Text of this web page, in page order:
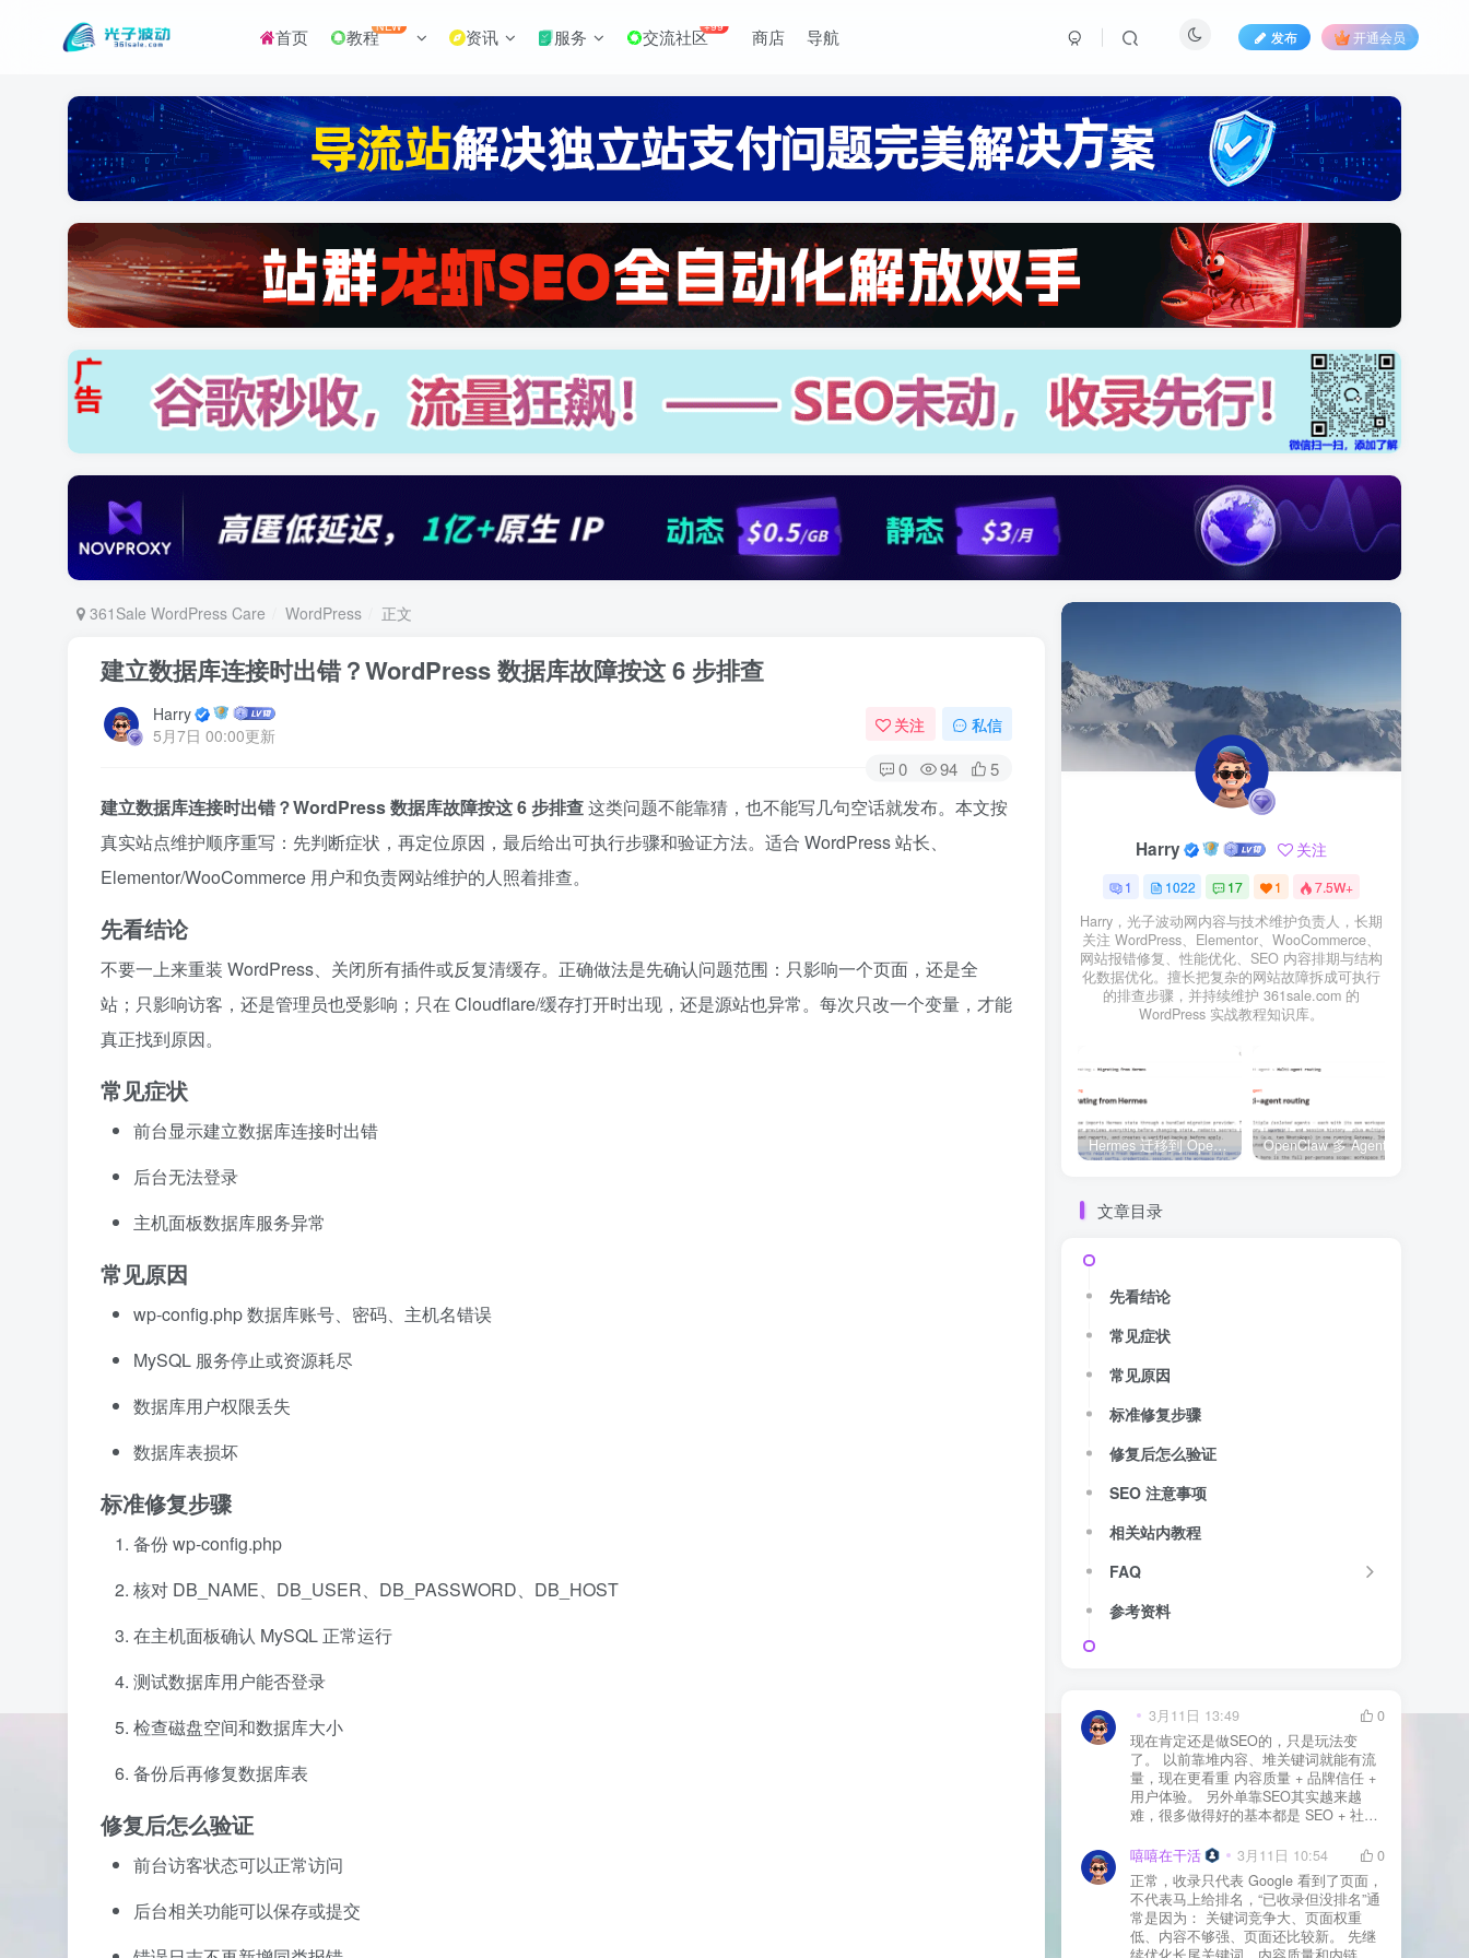
首页 教程NEW 资讯 服务 交流社区+99 商店 导航 发布 开通会员
361Sale WordPress Care WordPress 正文
建立数据库连接时出错？WordPress 数据库故障按这 6 步排查
Harry
5月7日 00:00更新
关注 私信
0 94 5
建立数据库连接时出错？WordPress 数据库故障按这 6 步排查这类问题不能靠猜，也不能写几句空话就发布。本文按
真实站点维护顺序重写：先判断症状，再定位原因，最后给出可执行步骤和验证方法。适合 WordPress 站长、
Elementor/WooCommerce 用户和负责网站维护的人照着排查。
先看结论
不要一上来重装 WordPress、关闭所有插件或反复清缓存。正确做法是先确认问题范围：只影响一个页面，还是全
站；只影响访客，还是管理员也受影响；只在 Cloudflare/缓存打开时出现，还是源站也异常。每次只改一个变量，才能
真正找到原因。
常见症状
前台显示建立数据库连接时出错
后台无法登录
主机面板数据库服务异常
常见原因
wp-config.php 数据库账号、密码、主机名错误
MySQL 服务停止或资源耗尽
数据库用户权限丢失
数据库表损坏
标准修复步骤
备份 wp-config.php
核对 DB_NAME、DB_USER、DB_PASSWORD、DB_HOST
在主机面板确认 MySQL 正常运行
测试数据库用户能否登录
检查磁盘空间和数据库大小
备份后再修复数据库表
修复后怎么验证
前台访客状态可以正常访问
后台相关功能可以保存或提交
Harry 关注
1 1022 17 1 7.5W+
Harry，光子波动网内容与技术维护负责人，长期
关注 WordPress、Elementor、WooCommerce、
网站报错修复、性能优化、SEO 内容排期与结构
化数据优化。擅长把复杂的网站故障拆成可执行
的排查步骤，并持续维护 361sale.com 的
WordPress 实战教程知识库。
Hermes 迁移到 OpenClaw 上线清单：频道、定时任务、权限和回滚一次检查
文章目录
先看结论
常见症状
常见原因
标准修复步骤
修复后怎么验证
SEO 注意事项
相关站内教程
FAQ
参考资料
3月11日 13:49
0
现在肯定还是做SEO的，只是玩法变
了。 以前靠堆内容、堆关键词就能有流
量，现在更看重 内容质量 + 品牌信任 +
用户体验。 另外单靠SEO其实越来越
难，很多做得好的基本都是 SEO + 社媒
质还是一个长期获客渠道，但不能再当
成唯一渠道了。
嘻嘻在干活 3月11日 10:54
0
正常，收录只代表 Google 看到了页面，
不代表马上给排名，“已收录但没排名”通
常是因为： 关键词竞争大、页面权重
低、内容不够强、页面还比较新。 先继